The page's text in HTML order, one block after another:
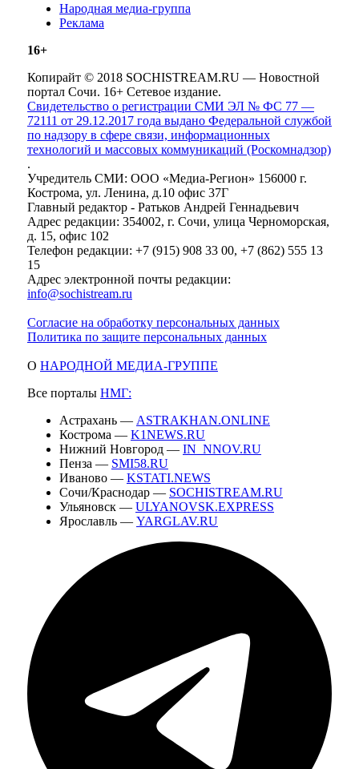
Народная медиа-группа
Реклама
16+
Копирайт © 2018 SOCHISTREAM.RU — Новостной
портал Сочи. 16+ Сетевое издание.
Свидетельство о регистрации СМИ ЭЛ № ФС 77 —
72111 от 29.12.2017 года выдано Федеральной службой
по надзору в сфере связи, информационных
технологий и массовых коммуникаций (Роскомнадзор)
.
Учредитель СМИ: ООО «Медиа-Регион» 156000 г.
Кострома, ул. Ленина, д.10 офис 37Г
Главный редактор - Ратьков Андрей Геннадьевич
Адрес редакции: 354002, г. Сочи, улица Черноморская,
д. 15, офис 102
Телефон редакции: +7 (915) 908 33 00, +7 (862) 555 13
15
Адрес электронной почты редакции:
info@sochistream.ru
Согласие на обработку персональных данных
Политика по защите персональных данных
О НАРОДНОЙ МЕДИА-ГРУППЕ
Все порталы НМГ:
Астрахань — ASTRAKHAN.ONLINE
Кострома — K1NEWS.RU
Нижний Новгород — IN_NNOV.RU
Пенза — SMI58.RU
Иваново — KSTATI.NEWS
Сочи/Краснодар — SOCHISTREAM.RU
Ульяновск — ULYANOVSK.EXPRESS
Ярославль — YARGLAV.RU